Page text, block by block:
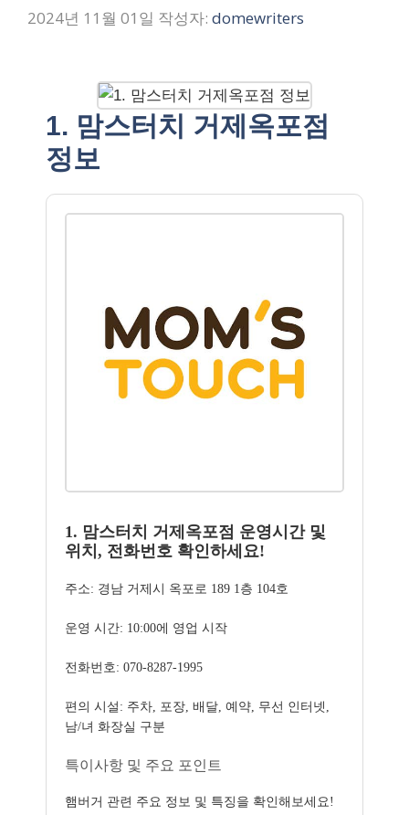
2024년 11월 01일 작성자: domewriters
1. 맘스터치 거제옥포점
정보
1. 맘스터치 거제옥포점 운영시간 및
위치, 전화번호 확인하세요!
주소: 경남 거제시 옥포로 189 1층 104호
운영 시간: 10:00에 영업 시작
전화번호: 070-8287-1995
편의 시설: 주차, 포장, 배달, 예약, 무선 인터넷,
남/녀 화장실 구분
특이사항 및 주요 포인트
햄버거 관련 주요 정보 및 특징을 확인해보세요!